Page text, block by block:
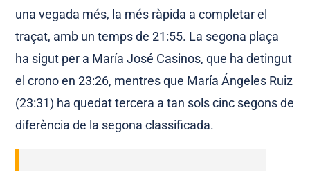
una vegada més, la més ràpida a completar el
traçat, amb un temps de 21:55. La segona plaça
ha sigut per a María José Casinos, que ha detingut
el crono en 23:26, mentres que María Ángeles Ruiz
(23:31) ha quedat tercera a tan sols cinc segons de
diferència de la segona classificada.